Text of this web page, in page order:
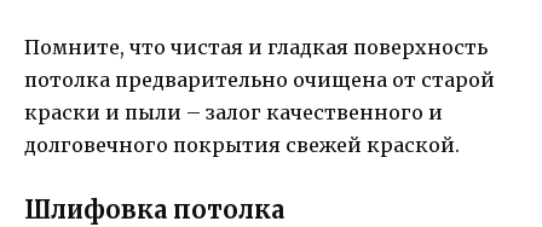
Помните, что чистая и гладкая поверхность
потолка предварительно очищена от старой
краски и пыли – залог качественного и
долговечного покрытия свежей краской.
Шлифовка потолка